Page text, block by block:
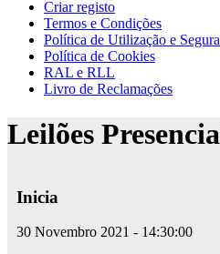
Criar registo
Termos e Condições
Política de Utilização e
Política de Cookies
RAL e RLL
Livro de Reclamações
Leilões
Inicia
30 Novembro 2021 - 14:30:00